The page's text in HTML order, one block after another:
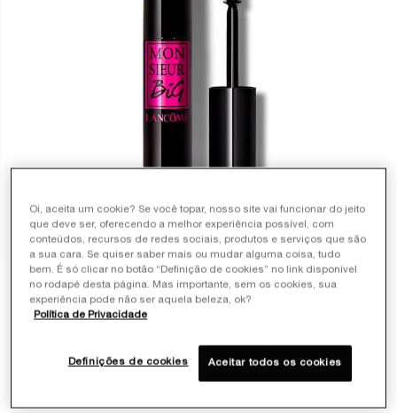
Select a color for MÁSCARA DE CÍLIOS MONSIEUR BIG 10ML
01 BIG IS THE NEW BLACK
Selecionar color
Oi, aceita um cookie? Se você topar, nosso site vai funcionar do jeito
que deve ser, oferecendo a melhor experiência possível, com
conteúdos, recursos de redes sociais, produtos e serviços que são
a sua cara. Se quiser saber mais ou mudar alguma coisa, tudo
bem. É só clicar no botão “Definição de cookies” no link disponível
no rodapé desta página. Mas importante, sem os cookies, sua
experiência pode não ser aquela beleza, ok?
Política de Privacidade
Definições de cookies Aceitar todos os cookies